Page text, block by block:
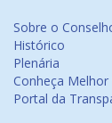
Sobre o
Histórico
Plenária
Conheça Melhor
Portal da